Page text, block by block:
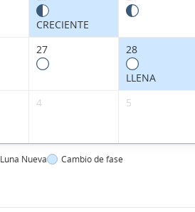
CRECIENTE
27 28
LLENA
4 5
Luna Nueva Cambio de fase